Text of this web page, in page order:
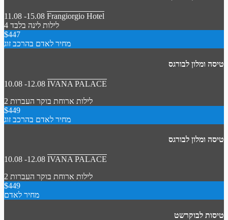
11.08 -15.08 Frangiorgio Hotel
4 לילות לינה בלבד
$447
מחיר לאדם בהרכב זוג
טיסה ומלון לבורגס
10.08 -12.08 IVANA PALACE
2 לילות ארוחת בוקר העברות
$449
מחיר לאדם בהרכב זוג
טיסה ומלון לבורגס
10.08 -12.08 IVANA PALACE
2 לילות ארוחת בוקר העברות
$449
מחיר לאדם
טיסות לבוקרשט